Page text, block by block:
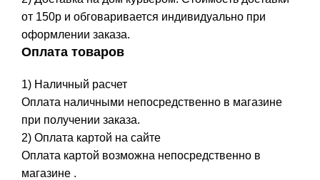
от 150р и обговаривается индивидуально при
оформлении заказа.
Оплата товаров
1) Наличный расчет
Оплата наличными непосредственно в магазине
при получении заказа.
2) Оплата картой на сайте
Оплата картой возможна непосредственно в
магазине .